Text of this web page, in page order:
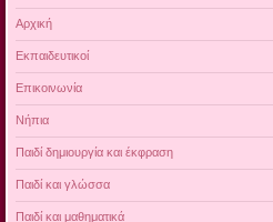
Αρχική
Εκπαιδευτικοί
Επικοινωνία
Νήπια
Παιδί δημιουργία και έκφραση
Παιδί και γλώσσα
Παιδί και μαθηματικά